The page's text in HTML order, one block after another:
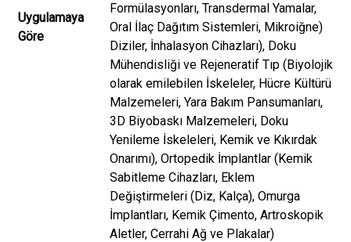
Uygulamaya
Göre
Formülasyonları, Transdermal Yamalar,
Oral İlaç Dağıtım Sistemleri, Mikroiğne)
Diziler, İnhalasyon Cihazları), Doku
Mühendisliği ve Rejeneratif Tıp (Biyolojik
olarak emilebilen İskeleler, Hücre Kültürü
Malzemeleri, Yara Bakım Pansumanları,
3D Biyobaskı Malzemeleri, Doku
Yenileme İskeleleri, Kemik ve Kıkırdak
Onarımı), Ortopedik İmplantlar (Kemik
Sabitleme Cihazları, Eklem
Değiştirmeleri (Diz, Kalça), Omurga
İmplantları, Kemik Çimento, Artroskopik
Aletler, Cerrahi Ağ ve Plakalar)